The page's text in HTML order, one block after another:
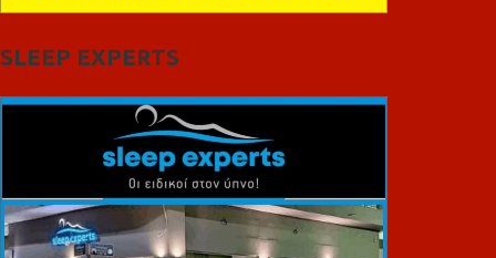
SLEEP EXPERTS